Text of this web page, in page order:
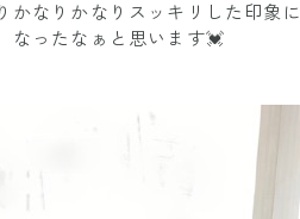
かなりかなりスッキリした印象に
なったなぁと思います💓